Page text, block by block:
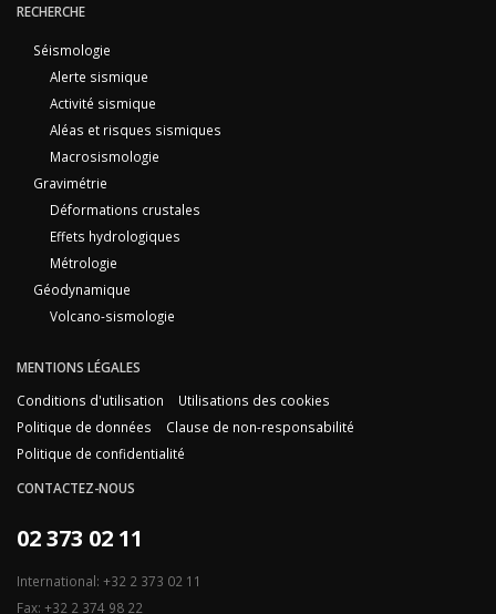
RECHERCHE
Séismologie
Alerte sismique
Activité sismique
Aléas et risques sismiques
Macrosismologie
Gravimétrie
Déformations crustales
Effets hydrologiques
Métrologie
Géodynamique
Volcano-sismologie
MENTIONS LÉGALES
Conditions d'utilisation
Utilisations des cookies
Politique de données
Clause de non-responsabilité
Politique de confidentialité
CONTACTEZ-NOUS
02 373 02 11
International: +32 2 373 02 11
Fax: +32 2 374 98 22